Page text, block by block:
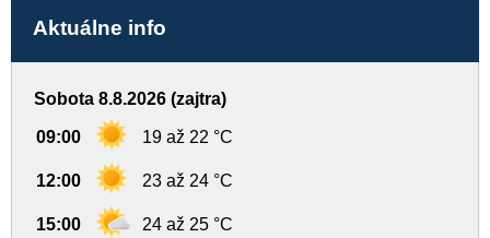
Aktuálne info
Sobota 8.8.2026 (zajtra)
09:00 19 až 22 °C
12:00 23 až 24 °C
15:00 24 až 25 °C